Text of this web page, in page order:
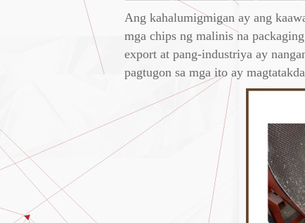
Ang kahalumigmigan ay ang
mga chips ng malinis na
export at pang-industriya ay
pagtugon sa mga ito ay